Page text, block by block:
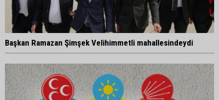
Başkan Ramazan Şimşek Velihimmetli mahallesindeydi